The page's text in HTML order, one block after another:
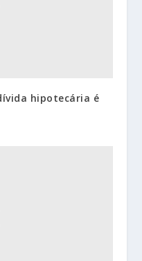
hipotecária é